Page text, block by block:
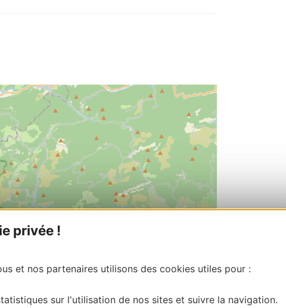
privée !
et nos partenaires utilisons des cookies utiles pour :
sur l'utilisation de nos sites et suivre la navigation.